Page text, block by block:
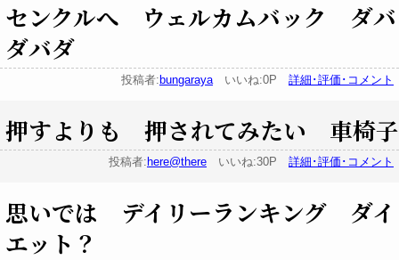
センクルへ ウェルカムバック ダバ
ダバダ
投稿者: bungarayaいいね:0P 詳細･評価･コメント
押すよりも 押されてみたい 車椅子
投稿者: here@there いいね:30P 詳細･評価･コメント
思いでは デイリーランキング ダイ
エット？